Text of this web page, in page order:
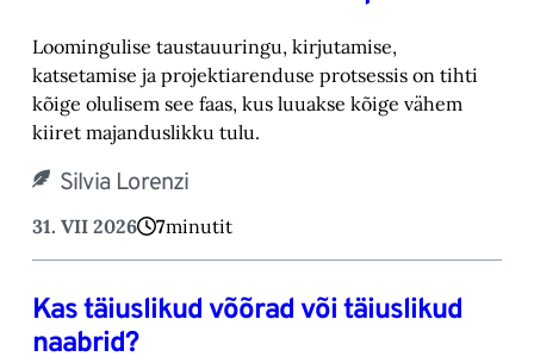
Loomingulise taustauuringu, kirjutamise,
katsetamise ja projektiarenduse protsessis on tihti
kõige olulisem see faas, kus luuakse kõige vähem
kiiret majanduslikku tulu.
Silvia Lorenzi
31. VII 2026 7minutit
Kas täiuslikud võõrad või täiuslikud
naabrid?